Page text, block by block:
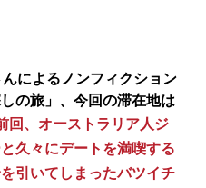
によるノンフィクション
の旅」、今回の滞在地は
回、オーストラリア人ジ
久々にデートを満喫する
引いてしまったバツイチ